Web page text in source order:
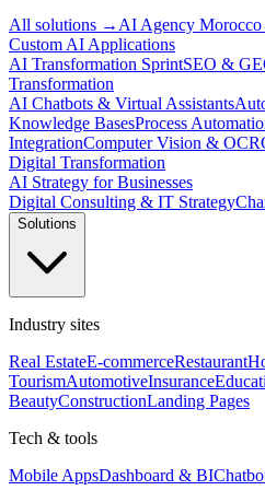
All solutions → AI Agency Morocco
Custom AI Applications
AI Transformation SprintSEO &
Transformation
AI Chatbots & Virtual Assistants
Knowledge BasesProcess
IntegrationComputer Vision & OCR
Digital Transformation
AI Strategy for Businesses
Digital Consulting & IT Strategy
Solutions
Industry sites
Real EstateE-commerceRestaurant
TourismAutomotiveInsurance
BeautyConstructionLanding Pages
Tech & tools
Mobile AppsDashboard & BI